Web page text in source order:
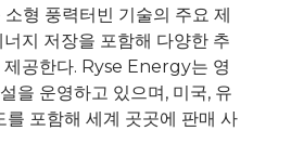
형 풍력터빈 기술의 주요 제
지 저장을 포함해 다양한 추
제공한다. Ryse Energy는 영
을 운영하고 있으며, 미국, 유
를 포함해 세계 곳곳에 판매 사